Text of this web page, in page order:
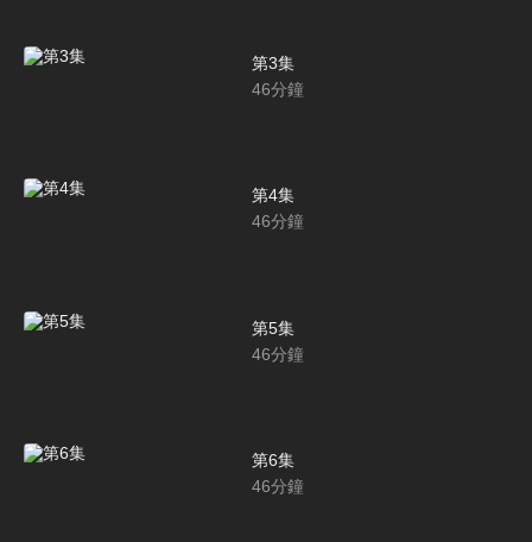
第3集
46分鐘
第4集
46分鐘
第5集
46分鐘
第6集
46分鐘